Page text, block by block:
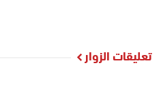
تعليقات الزوار